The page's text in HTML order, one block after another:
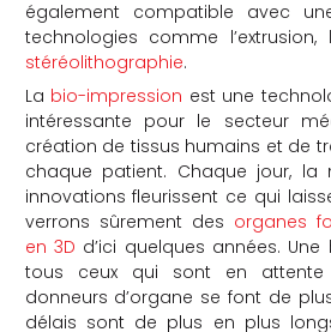
également compatible avec
technologies comme
stéréolithographie.
La bio-impression est une
intéressante pour le secteur
création de tissus humains et de
chaque patient. Chaque jour, la
innovations fleurissent ce qui
verrons sûrement des organes
en 3D d’ici quelques années.
tous ceux qui sont en attente
donneurs d’organe se font de
délais sont de plus en plus